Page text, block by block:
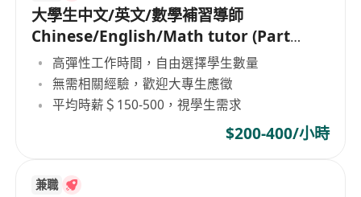
大學生中文/英文/數學補習導師
Chinese/English/Math tutor (Part
Time/Freelancer)
高彈性工作時間，自由選擇學生數量
無需相關經驗，歡迎大專生應徵
平均時薪＄150-500，視學生需求
$200-400/小時
兼職